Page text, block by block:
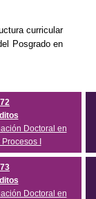
curricular
Posgrado en
Doctoral en
I
Doctoral en